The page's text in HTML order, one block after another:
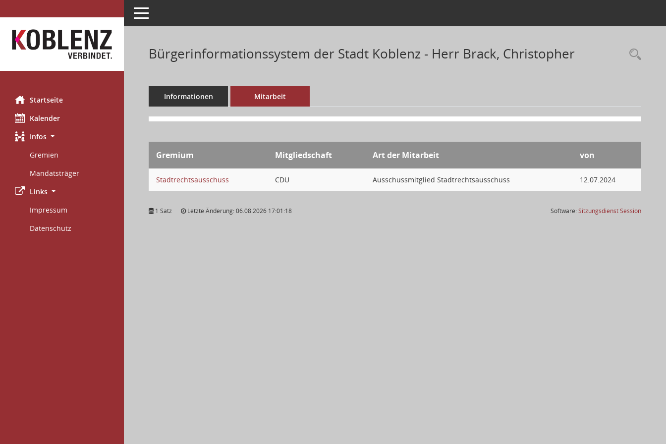
Startseite
Kalender
Infos
Gremien
Mandatsträger
Links
Impressum
Datenschutz
Toggle navigation
Bürgerinformationssystem der Stadt Koblenz - Herr Brack, Christopher
Informationen Mitarbeit
Gremium Mitgliedschaft Art der Mitarbeit von
Stadtrechtsausschuss CDU Ausschussmitglied Stadtrechtsausschuss 12.07.2024
1 Satz Letzte Änderung: 06.08.2026 17:01:18 Software:SitzungsdienstSession(Wird in